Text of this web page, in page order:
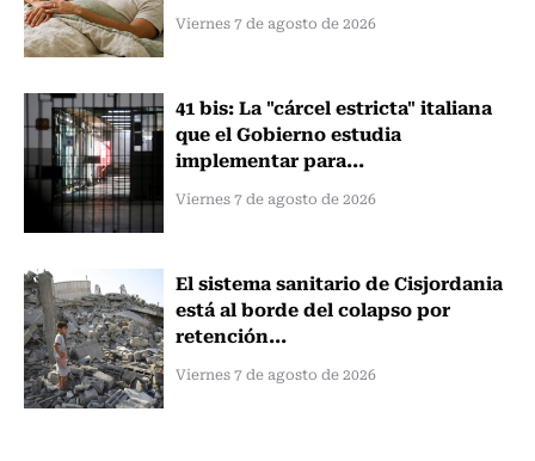
Viernes 7 de agosto de 2026
41 bis: La "cárcel estricta" italiana
que el Gobierno estudia
implementar para...
Viernes 7 de agosto de 2026
El sistema sanitario de Cisjordania
está al borde del colapso por
retención...
Viernes 7 de agosto de 2026